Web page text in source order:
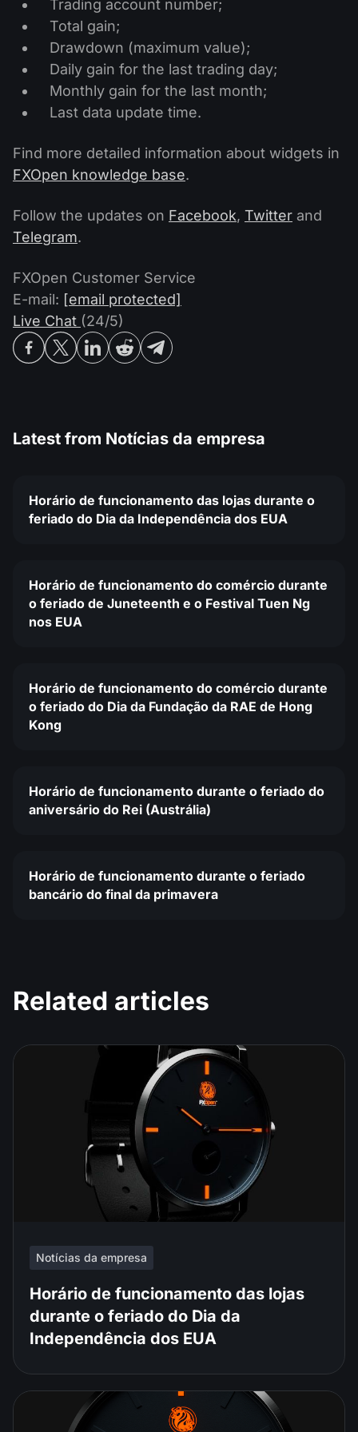
PAMM ECN
Masters e Seguidores
Concursos Forex
Ações
Criptomoedas
Calendário de dividendos
Fórum Forex
Centro de ajuda
O que é negociação de CFDs?
O que é negociação ECN?
Por que nós?
Contate-nos
Trading account number;
Total gain;
Drawdown (maximum value);
Daily gain for the last trading day;
Monthly gain for the last month;
Last data update time.
Find more detailed information about widgets in
FXOpen knowledge base.
Follow the updates on Facebook, Twitter and
Telegram.
FXOpen Customer Service
E-mail: [email protected]
Live Chat (24/5)
Latest from Notícias da empresa
Horário de funcionamento das lojas durante o
feriado do Dia da Independência dos EUA
Horário de funcionamento do comércio durante
o feriado de Juneteenth e o Festival Tuen Ng
nos EUA
Horário de funcionamento do comércio durante
o feriado do Dia da Fundação da RAE de Hong
Kong
Horário de funcionamento durante o feriado do
aniversário do Rei (Austrália)
Horário de funcionamento durante o feriado
bancário do final da primavera
Related articles
Notícias da empresa
Horário de funcionamento das lojas
durante o feriado do Dia da
Independência dos EUA